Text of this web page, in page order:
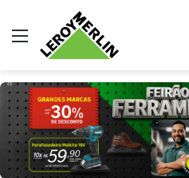
Menu